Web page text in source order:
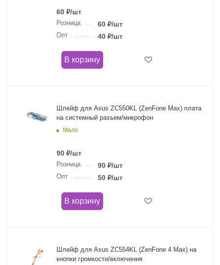
60 ₽/шт
Розница 60₽/шт
Опт 40₽/шт
В корзину
Шлейф для Asus ZC550KL (ZenFone Max) плата
на системный разъем/микрофон
Мало
90 ₽/шт
Розница 90₽/шт
Опт 50₽/шт
В корзину
Шлейф для Asus ZC554KL (ZenFone 4 Max) на
кнопки громкости/включения